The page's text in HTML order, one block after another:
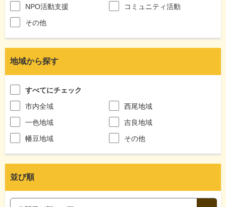
NPO活動支援
コミュニティ活動
その他
地域から探す
すべてにチェック
市内全域
西尾地域
一色地域
吉良地域
幡豆地域
その他
並び順